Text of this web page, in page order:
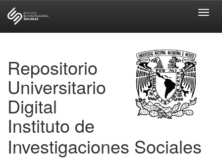
Repositorio
Universitario
Digital
Instituto de
Investigaciones Sociales